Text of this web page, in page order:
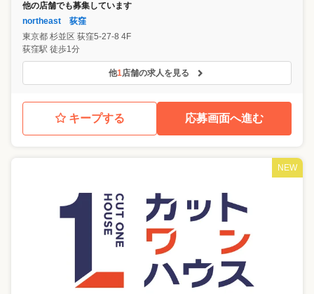
他の店舗でも募集しています
northeast 荻窪
東京都 杉並区 荻窪5-27-8 4F
荻窪駅 徒歩1分
他1店舗の求人を見る
キープする 応募画面へ進む
NEW